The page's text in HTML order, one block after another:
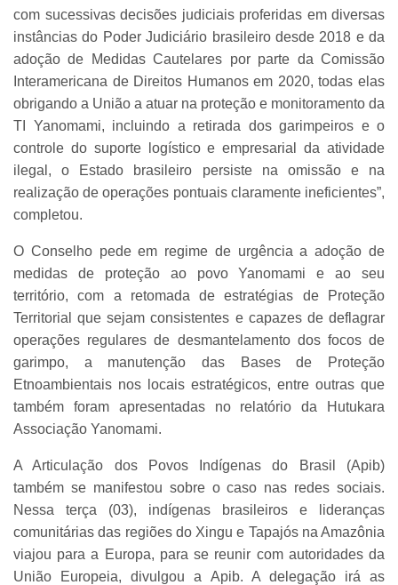
com sucessivas decisões judiciais proferidas em diversas
instâncias do Poder Judiciário brasileiro desde 2018 e da
adoção de Medidas Cautelares por parte da Comissão
Interamericana de Direitos Humanos em 2020, todas elas
obrigando a União a atuar na proteção e monitoramento da
TI Yanomami, incluindo a retirada dos garimpeiros e o
controle do suporte logístico e empresarial da atividade
ilegal, o Estado brasileiro persiste na omissão e na
realização de operações pontuais claramente ineficientes”,
completou.
O Conselho pede em regime de urgência a adoção de
medidas de proteção ao povo Yanomami e ao seu
território, com a retomada de estratégias de Proteção
Territorial que sejam consistentes e capazes de deflagrar
operações regulares de desmantelamento dos focos de
garimpo, a manutenção das Bases de Proteção
Etnoambientais nos locais estratégicos, entre outras que
também foram apresentadas no relatório da Hutukara
Associação Yanomami.
A Articulação dos Povos Indígenas do Brasil (Apib)
também se manifestou sobre o caso nas redes sociais.
Nessa terça (03), indígenas brasileiros e lideranças
comunitárias das regiões do Xingu e Tapajós na Amazônia
viajou para a Europa, para se reunir com autoridades da
União Europeia, divulgou a Apib. A delegação irá as